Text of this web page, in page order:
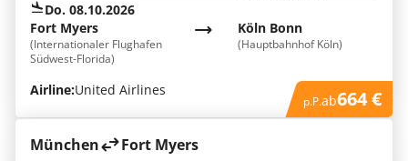
Do. 08.10.2026
Köln Bonn
(Hauptbahnhof Köln)
Fort Myers
(Internationaler Flughafen
Südwest-Florida)
Airline:United Airlines
p.P.ab664 €
München Fort Myers